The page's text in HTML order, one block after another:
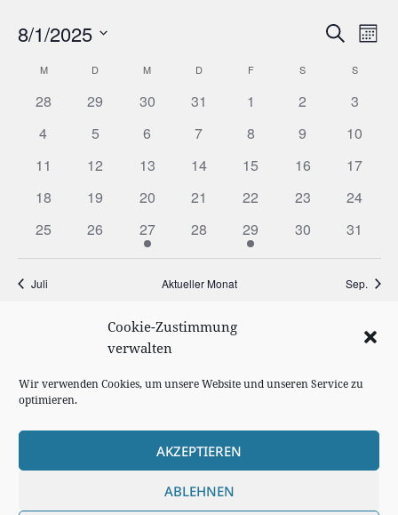
Cookie-Zustimmung
verwalten
Wir verwenden Cookies, um unsere Website und unseren Service zu
optimieren.
AKZEPTIEREN
ABLEHNEN
SUCHE
8/1/2025
wählen.
Kalender
von
MMONTAG D DIENSTAGM MITTWOCH
DDONNERSTAG
FFREITAG S SAMSTAGS
28 29 30 31 1 2
3
4
5 6 7 8 9
10
11
12 13 14 15 16
17
18
19 20 21 22 23
24
25
26 27 28 29 30 31
Juli Aktueller Monat Sep.
KALENDER ABONNIEREN